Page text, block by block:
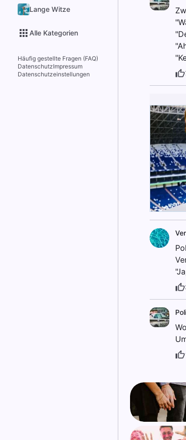
Lange Witze
Alle Kategorien
Häufig gestellte Fragen (FAQ)
DatenschutzImpressum
Datenschutzeinstellungen